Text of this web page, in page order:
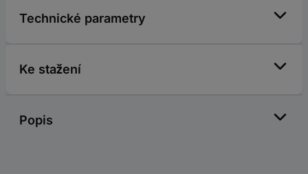
Technické parametry
Ke stažení
Popis